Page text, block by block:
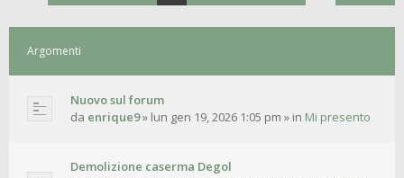
Argomenti
Nuovo sul forum
da enrique9» lun gen 19, 2026 1:05 pm » in Mi presento
Demolizione caserma Degol